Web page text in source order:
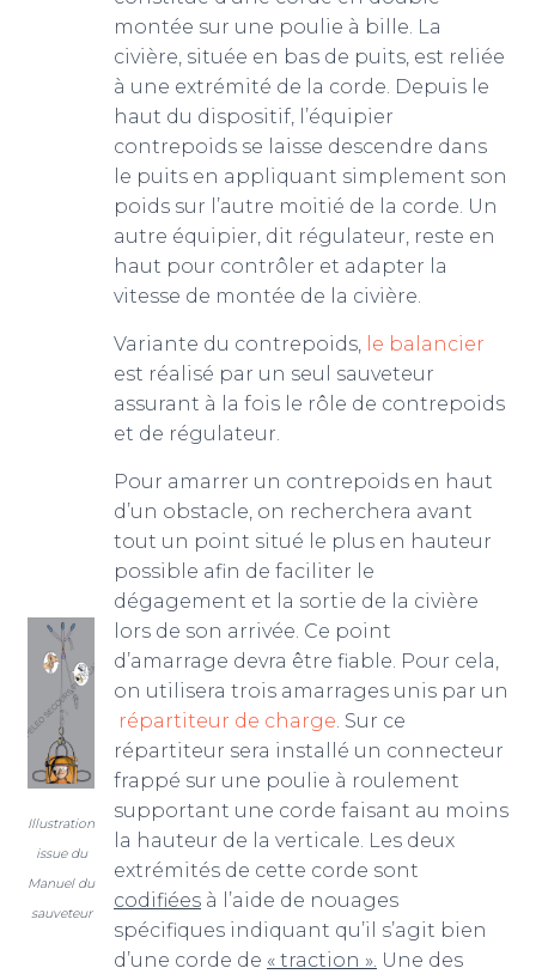
m
Illustration
issue du
Manuel du
sauveteur
montée sur une poulie à bille. La
civière, située en bas de puits, est reliée
à une extrémité de la corde. Depuis le
haut du dispositif, l’équipier
contrepoids se laisse descendre dans
le puits en appliquant simplement son
poids sur l’autre moitié de la corde. Un
autre équipier, dit régulateur, reste en
haut pour contrôler et adapter la
vitesse de montée de la civière.
Variante du contrepoids, le balancier
est réalisé par un seul sauveteur
assurant à la fois le rôle de contrepoids
et de régulateur.
Pour amarrer un contrepoids en haut
d’un obstacle, on recherchera avant
tout un point situé le plus en hauteur
possible afin de faciliter le
dégagement et la sortie de la civière
lors de son arrivée. Ce point
d’amarrage devra être fiable. Pour cela,
on utilisera trois amarrages unis par un
répartiteur de charge. Sur ce
répartiteur sera installé un connecteur
frappé sur une poulie à roulement
supportant une corde faisant au moins
la hauteur de la verticale. Les deux
extrémités de cette corde sont
codifiées à l’aide de nouages
spécifiques indiquant qu’il s’agit bien
d’une corde de « traction ». Une des